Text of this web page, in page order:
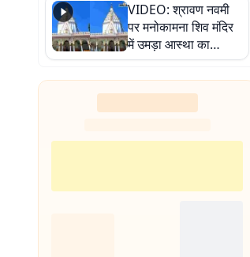
VIDEO: श्रावण नवमी
पर मनोकामना शिव मंदिर
में उमड़ा आस्था का
सैलाब, हर-हर महादेव के
जयघोष से गूंजा परिसर